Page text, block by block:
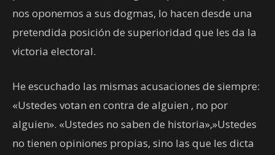
nos oponemos a sus dogmas, lo hacen desde una
pretendida posición de superioridad que les da la
victoria electoral.
He escuchado las mismas acusaciones de siempre:
«Ustedes votan en contra de alguien , no por
alguien». «Ustedes no saben de historia»,»Ustedes
no tienen opiniones propias, sino las que les dicta